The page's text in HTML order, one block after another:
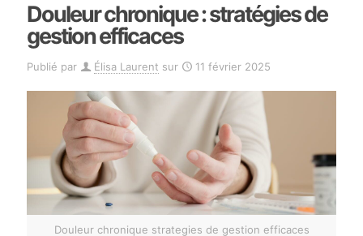
Douleur chronique : stratégies de
gestion efficaces
Publié par Élisa Laurent sur 11 février 2025
Douleur chronique strategies de gestion efficaces